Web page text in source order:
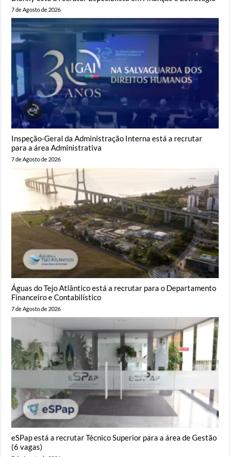
7 de Agosto de 2026
Inspeção-Geral da Administração Interna está a recrutar
para a área Administrativa
7 de Agosto de 2026
Águas do Tejo Atlântico está a recrutar para o Departamento
Financeiro e Contabilístico
7 de Agosto de 2026
eSPap está a recrutar Técnico Superior para a área de Gestão
(6 vagas)